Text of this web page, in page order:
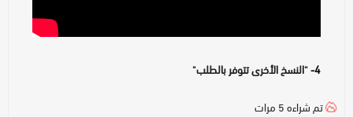
4- "النسخ الأخرى تتوفر بالطلب"
تم شراءه5 مرات